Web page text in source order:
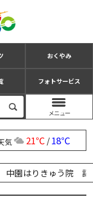
おくやみ
フォトサービス
気 21℃/18℃
中園はりきゅう院 記